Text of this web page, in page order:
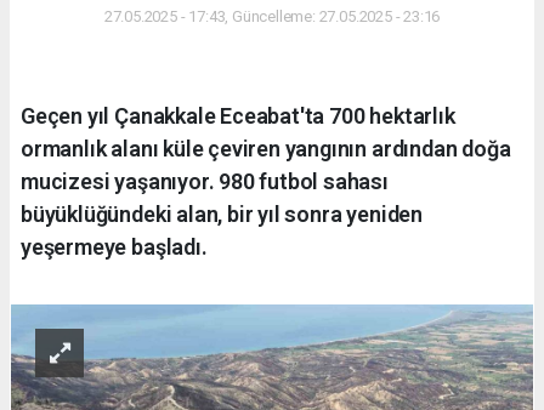
27.05.2025 - 17:43, Güncelleme: 27.05.2025 - 23:16
Geçen yıl Çanakkale Eceabat'ta 700 hektarlık
ormanlık alanı küle çeviren yangının ardından doğa
mucizesi yaşanıyor. 980 futbol sahası
büyüklüğündeki alan, bir yıl sonra yeniden
yeşermeye başladı.